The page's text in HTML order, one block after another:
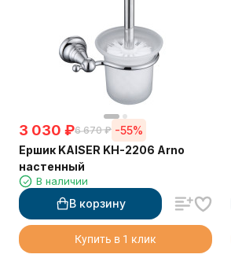
3 030 ₽6 670 ₽ -55%
Ершик KAISER KH-2206 Arno
настенный
В наличии
В корзину
Купить в 1 клик